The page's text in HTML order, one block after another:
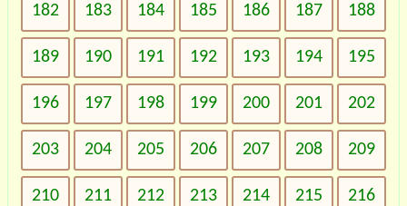
182 183 184 185 186 187 188
189 190 191 192 193 194 195
196 197 198 199 200 201 202
203 204 205 206 207 208 209
210 211 212 213 214 215 216